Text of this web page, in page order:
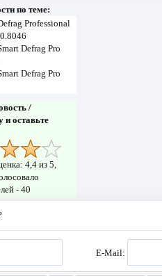
по теме:
Professional
Defrag Pro
Defrag Pro
/
и оставьте
4,4 из 5,
-40
E-Mail: